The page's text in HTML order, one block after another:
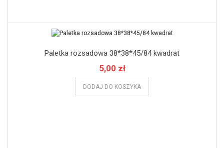
Paletka rozsadowa 38*38*45/84 kwadrat
5,00 zł
DODAJ DO KOSZYKA